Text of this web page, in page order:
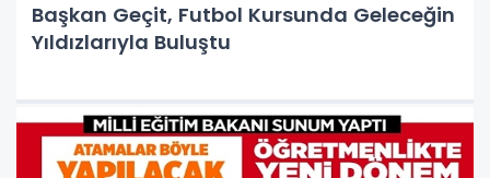
Başkan Geçit, Futbol Kursunda Geleceğin
Yıldızlarıyla Buluştu